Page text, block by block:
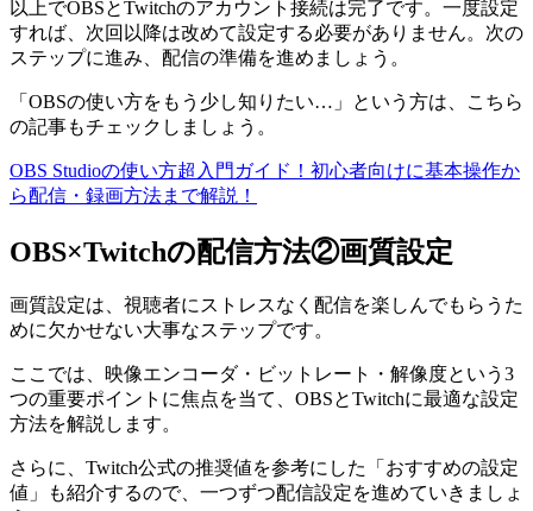
以上でOBSとTwitchのアカウント接続は完了です。一度設定
すれば、次回以降は改めて設定する必要がありません。次の
ステップに進み、配信の準備を進めましょう。
「OBSの使い方をもう少し知りたい…」という方は、こちら
の記事もチェックしましょう。
OBS Studioの使い方超入門ガイド！初心者向けに基本操作か
ら配信・録画方法まで解説！
OBS×Twitchの配信方法②画質設定
画質設定は、視聴者にストレスなく配信を楽しんでもらうた
めに欠かせない大事なステップです。
ここでは、映像エンコーダ・ビットレート・解像度という3
つの重要ポイントに焦点を当て、OBSとTwitchに最適な設定
方法を解説します。
さらに、Twitch公式の推奨値を参考にした「おすすめの設定
値」も紹介するので、一つずつ配信設定を進めていきましょ